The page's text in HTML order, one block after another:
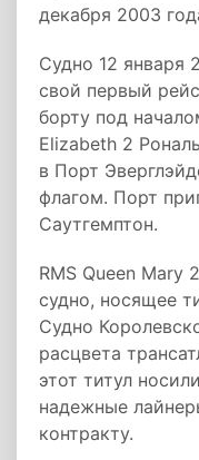
декабря 2003
Судно 12 января
свой первый
борту под
Elizabeth 2
в Порт
флагом. Порт
Саутгемптон.
RMS Queen Mary
судно, носящее
Судно
расцвета
этот титул
надежные
контракту.